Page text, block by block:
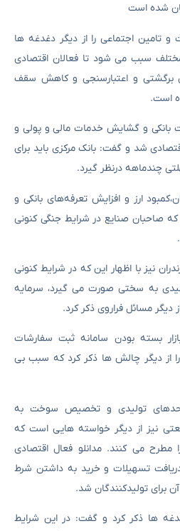
شده است
و تامین اجتماعی را از دیگر دغدغه ها
سبب می شود تا فعالان اقتصادی
و اعتبارسنجی و کاهش سقف
است.
بانکی و گشایش خدمات مالی و پولی و
شد و گفت: بانک مرکزی باید برای
چندماهه درنظر گیرد.
ارز و افزایش تعرفه‌های بانکی و
که صاحبان صنایع در شرایط جنگی کنونی
نیز با اظهار این که در شرایط کنونی
به سختی صورت می گیرد، سرمایه
دیگر مسائل فراروی ذکر کرد.
بسته بودن سامانه ثبت سفارشات
از دیگر چالش ها ذکر کرد که سبب بی
تولیدی و تخصیص سوخت به
نیز از دیگر خواسته هایی است که
مطرح می کنند. مدانلو فعال اقتصادی
دریافت تسهیلات و خرید به داشتن شرط
برای تولیدکنندگان شد.
ها ذکر کرد و گفت: در این شرایط